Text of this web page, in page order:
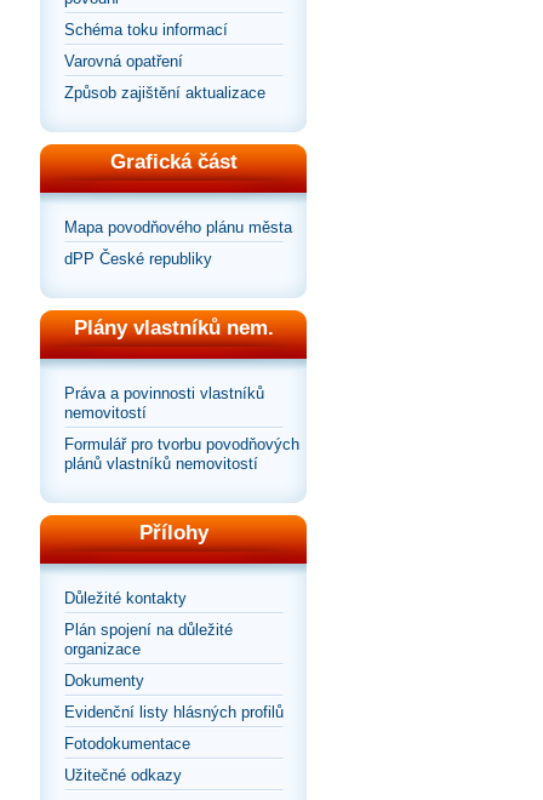
Schéma toku informací
Varovná opatření
Způsob zajištění aktualizace
Grafická část
Mapa povodňového plánu města
dPP České republiky
Plány vlastníků nem.
Práva a povinnosti vlastníků
nemovitostí
Formulář pro tvorbu povodňových
plánů vlastníků nemovitostí
Přílohy
Důležité kontakty
Plán spojení na důležité
organizace
Dokumenty
Evidenční listy hlásných profilů
Fotodokumentace
Užitečné odkazy